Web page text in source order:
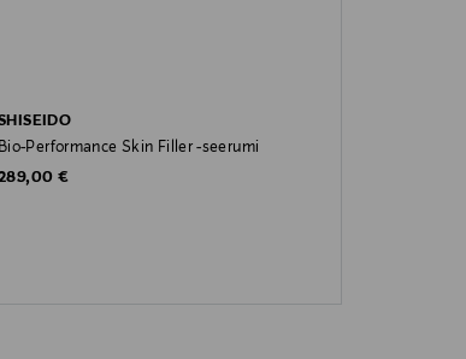
Bio-Performance Skin Filler -seerumi
Price
€